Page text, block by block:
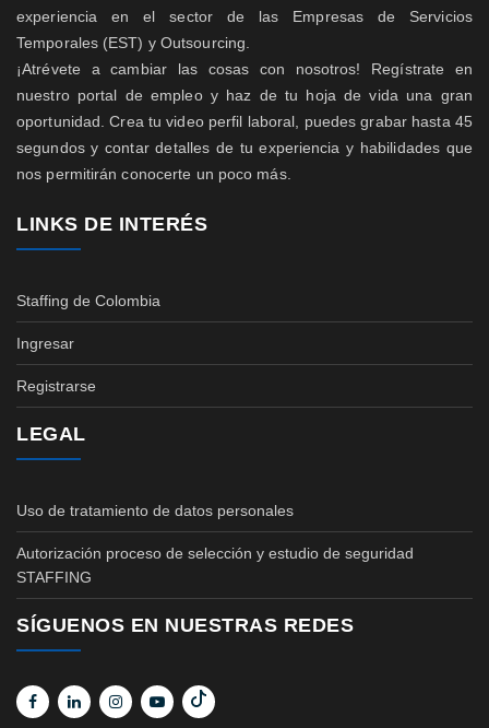
experiencia en el sector de las Empresas de Servicios
Temporales (EST) y Outsourcing.
¡Atrévete a cambiar las cosas con nosotros! Regístrate en
nuestro portal de empleo y haz de tu hoja de vida una gran
oportunidad. Crea tu video perfil laboral, puedes grabar hasta 45
segundos y contar detalles de tu experiencia y habilidades que
nos permitirán conocerte un poco más.
LINKS DE INTERÉS
Staffing de Colombia
Ingresar
Registrarse
LEGAL
Uso de tratamiento de datos personales
Autorización proceso de selección y estudio de seguridad
STAFFING
SÍGUENOS EN NUESTRAS REDES